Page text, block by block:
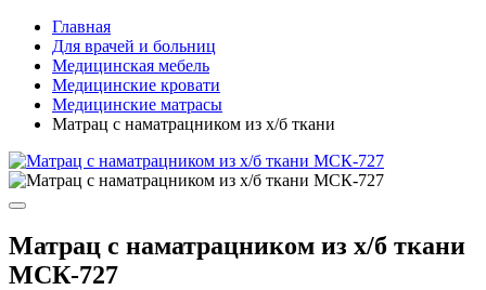
Главная
Для врачей и больниц
Медицинская мебель
Медицинские кровати
Медицинские матрасы
Матрац с наматрацником из х/б ткани
Матрац с наматрацником из х/б ткани
МСК-727